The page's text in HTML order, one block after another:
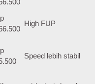
High FUP
Speed lebih stabil